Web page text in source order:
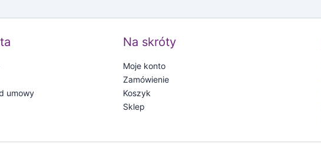
umowy
Na skróty
Moje konto
Zamówienie
Koszyk
Sklep